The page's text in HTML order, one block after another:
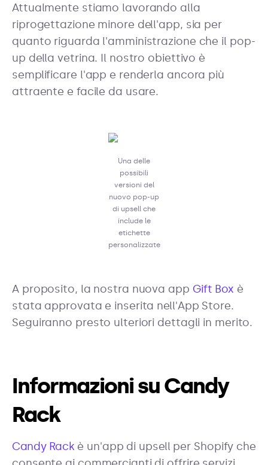
Attualmente stiamo lavorando alla
riprogettazione minore dell'app, sia per
quanto riguarda l'amministrazione che il pop-
up della vetrina. Il nostro obiettivo è
semplificare l'app e renderla ancora più
attraente e facile da usare.
Una delle
possibili
versioni del
nuovo pop-up
di upsell che
include le
etichette
personalizzate
A proposito, la nostra nuova app Gift Box è
stata approvata e inserita nell'App Store.
Seguiranno presto ulteriori dettagli in merito.
Informazioni su Candy
Rack
Candy Rack è un'app di upsell per Shopify che